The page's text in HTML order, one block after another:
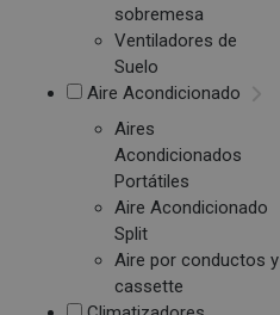
sobremesa
Ventiladores de
Suelo
Aire Acondicionado
Aires
Acondicionados
Portátiles
Aire Acondicionado
Split
Aire por conductos y
cassette